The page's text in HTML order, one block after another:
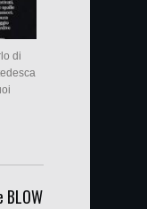
di
BLOW